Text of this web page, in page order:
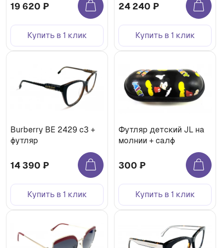
19 620 ₽
Купить в 1 клик
24 240 ₽
Купить в 1 клик
Burberry BE 2429 c3 +
футляр
14 390 ₽
Купить в 1 клик
Футляр детский JL на
молнии + салф
300 ₽
Купить в 1 клик